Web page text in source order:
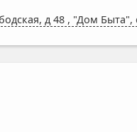
д 48 , "Дом Быта",